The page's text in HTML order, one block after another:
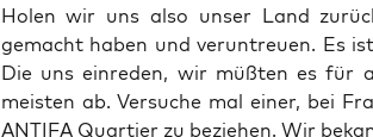
Holen wir uns also unser Land
gemacht haben und ver­un­treu­en. Es
Die uns ein­re­den, wir müß­ten es für
meis­ten ab. Ver­su­che mal einer, bei
ANTIFA Quar­tier zu bezie­hen. Wir